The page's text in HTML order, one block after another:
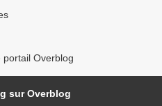
portail Overblog
sur Overblog